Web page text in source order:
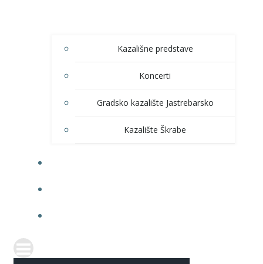
Kazališne predstave
Koncerti
Gradsko kazalište Jastrebarsko
Kazalište Škrabe